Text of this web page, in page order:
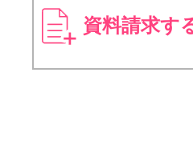
資料請求す